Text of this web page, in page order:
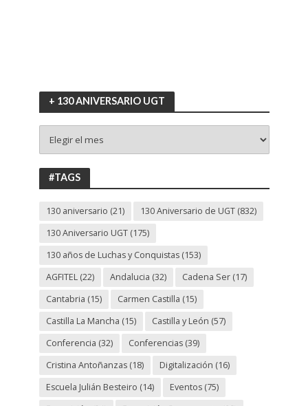
+ 130 ANIVERSARIO UGT
130
ANIVERSARIO
UGT
#TAGS
130 aniversario (21) 130 Aniversario de UGT(832)
130 Aniversario UGT(175)
130 años de Luchas y Conquistas(153)
AGFITEL(22) Andalucia (32) Cadena Ser(17)
Cantabria (15) Carmen Castilla (15)
Castilla La Mancha (15) Castilla y León (57)
Conferencia (32) Conferencias(39)
Cristina Antoñanzas(18) Digitalización (16)
Escuela Julián Besteiro (14) Eventos(75)